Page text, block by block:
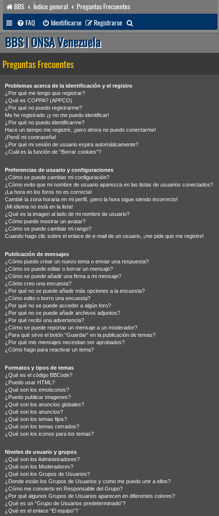
BBS Índice general
Preguntas Frecuentes
FAQ
Identificarse Registrarse
u
BBS | ONSA Venezuela
Preguntas Frecuentes
Problemas acerca de la identificación y el registro
¿Por qué me tengo que registrar?
¿Qué es COPPA? (APPCO)
¿Por qué no puedo registrarme?
Me he registrado ¡y no me puedo identificar!
¿Por qué no puedo identificarme?
Hace un tiempo me registré, ¡pero ahora no puedo conectarme!
¡Perdí mi contraseña!
¿Por qué mi sesión de usuario expira automáticamente?
¿Cuál es la función de “Borrar cookies”?
Preferencias de usuario y configuraciones
¿Cómo se puede cambiar mi configuración?
¿Cómo evito que mi nombre de usuario aparezca en las listas de usuarios conectados?
¡La hora en los foros no es correcta!
Cambié la zona horaria en mi perfil, ¡pero la hora sigue siendo incorrecto!
¡Mi idioma no está en la lista!
¿Qué es la imagen al lado de mi nombre de usuario?
¿Cómo puedo mostrar un avatar?
¿Cómo se puede cambiar mi rango?
Cuando hago clic sobre el enlace de e-mail de un usuario, ¡me pide que me registre!
Publicación de mensajes
¿Cómo puedo crear un nuevo tema o enviar una respuesta?
¿Cómo se puede editar o borrar un mensaje?
¿Cómo se puede añadir una firma a mi mensaje?
¿Cómo creo una encuesta?
¿Por qué no se puede añadir más opciones a la encuesta?
¿Cómo edito o borro una encuesta?
¿Por qué no se puede acceder a algún foro?
¿Por qué no se puede añadir archivos adjuntos?
¿Por qué recibí una advertencia?
¿Cómo se puede reportar un mensaje a un moderador?
¿Para qué sirve el botón “Guardar” en la publicación de temas?
¿Por qué mis mensajes necesitan ser aprobados?
¿Cómo hago para reactivar un tema?
Formatos y tipos de temas
¿Qué es el código BBCode?
¿Puedo usar HTML?
¿Qué son los emoticonos?
¿Puedo publicar imagenes?
¿Qué son los anuncios globales?
¿Qué son los anuncios?
¿Qué son los temas fijos?
¿Qué son los temas cerrados?
¿Qué son los iconos para los temas?
Niveles de usuario y grupos
¿Qué son los Administradores?
¿Qué son los Moderadores?
¿Qué son los Grupos de Usuarios?
¿Donde están los Grupos de Usuarios y como me puedo unir a ellos?
¿Cómo me convierto en Responsable del Grupo?
¿Por qué algunos Grupos de Usuarios aparecen en diferentes colores?
¿Qué es un “Grupo de Usuarios predeterminado”?
¿Qué es el enlace “El equipo”?